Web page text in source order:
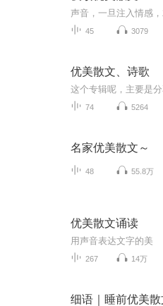
45 3079
优美散文、诗歌
74 5264
名家优美散文～
48 55.8万
优美散文诵读
用声音表达文字的美
267 14万
细语｜睡前优美散